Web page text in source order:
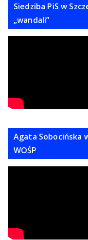
Siedziba PiS w
„wandali”
Agata Sobocińska
WOŚP